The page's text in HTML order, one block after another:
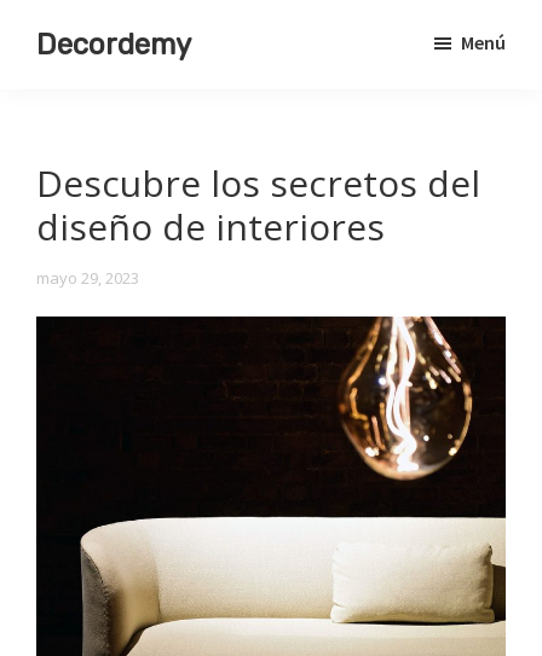
Decordemy Menú
Descubre los secretos del
diseño de interiores
mayo 29, 2023